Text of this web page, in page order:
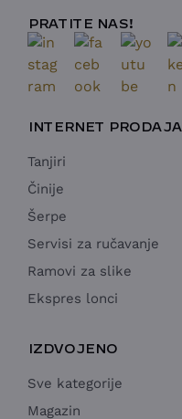
PRATITE NAS!
INTERNET PRODAJA
Tanjiri
Činije
Šerpe
Servisi za ručavanje
Ramovi za slike
Ekspres lonci
IZDVOJENO
Sve kategorije
Magazin